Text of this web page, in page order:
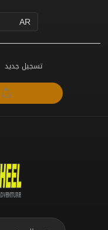
تسجيل جديد